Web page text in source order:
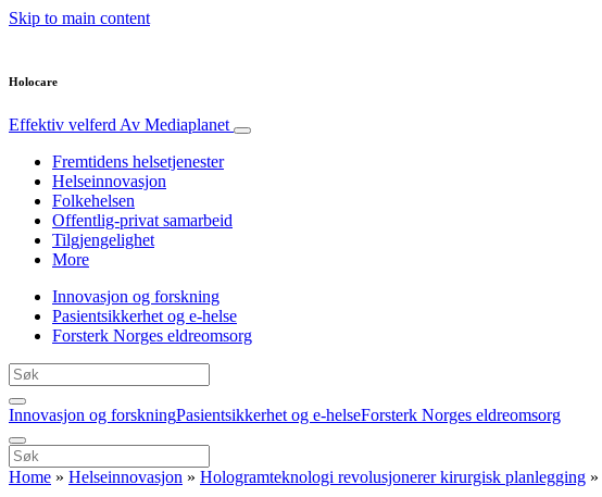
Skip to main content
Holocare
Effektiv velferd Av Mediaplanet
Fremtidens helsetjenester
Helseinnovasjon
Folkehelsen
Offentlig-privat samarbeid
Tilgjengelighet
More
Innovasjon og forskning
Pasientsikkerhet og e-helse
Forsterk Norges eldreomsorg
Innovasjon og forskningPasientsikkerhet og e-helseForsterk Norges eldreomsorg
Home » Helseinnovasjon » Hologramteknologi revolusjonerer kirurgisk planlegging »